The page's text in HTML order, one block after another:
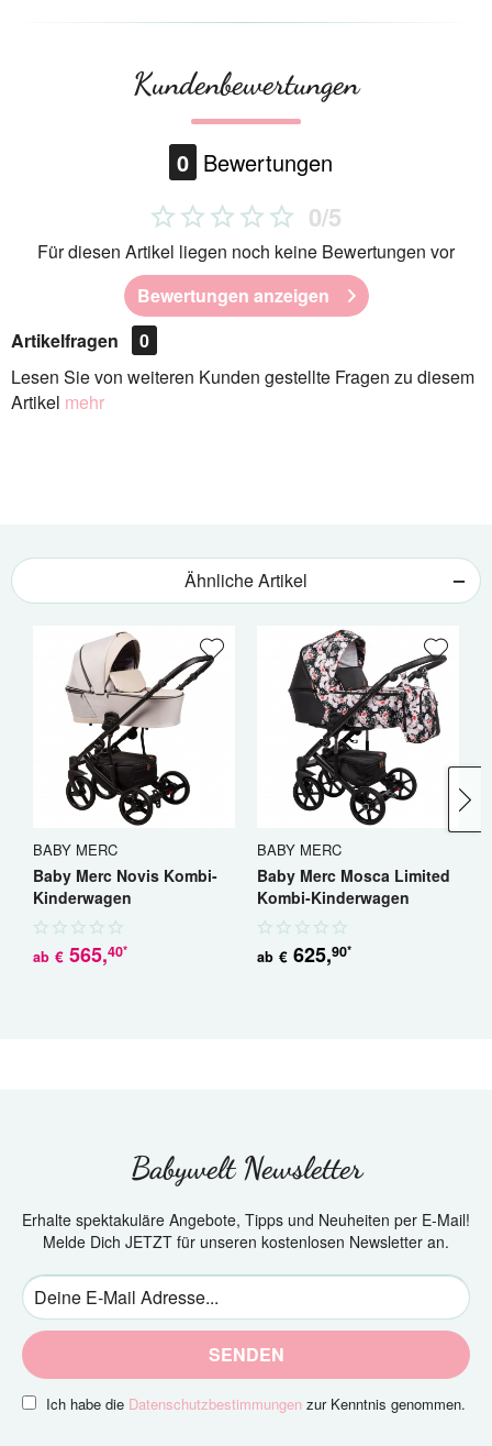
Kundenbewertungen
0 Bewertungen
0/5
Für diesen Artikel liegen noch keine Bewertungen vor
Bewertungen anzeigen
Artikelfragen
0
Lesen Sie von weiteren Kunden gestellte Fragen zu diesem
Artikel mehr
Ähnliche Artikel
BABY MERC
Baby Merc Novis Kombi-
Kinderwagen
ab € 565,40*
BABY MERC
Baby Merc Mosca Limited
Kombi-Kinderwagen
ab € 625,90*
Babywelt Newsletter
Erhalte spektakuläre Angebote, Tipps und Neuheiten per E-Mail!
Melde Dich JETZT für unseren kostenlosen Newsletter an.
SENDEN
Ich habe die Datenschutzbestimmungen zur Kenntnis genommen.